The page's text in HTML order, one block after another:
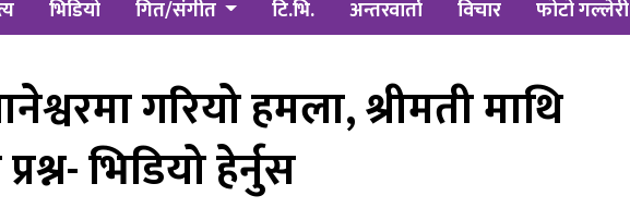
भिडियो गित/संगीत टि.भि. अन्तरवार्ता विचार फोटो गल्लेरी
गरियो हमला, श्रीमती माथि
भिडियो हेर्नुस